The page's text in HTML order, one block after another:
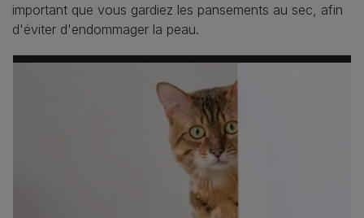
important que vous gardiez les pansements au sec, afin
d'éviter d'endommager la peau.